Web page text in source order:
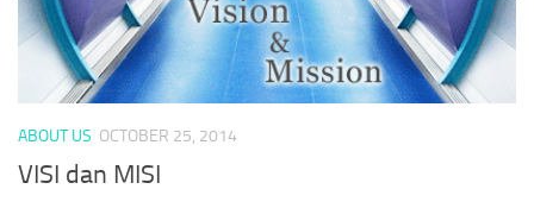
ABOUT US OCTOBER 25, 2014
VISI dan MISI